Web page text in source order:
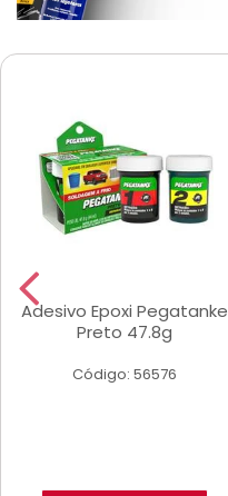
Adesivo Epoxi Pegatanke
Preto 47.8g
Código: 56576